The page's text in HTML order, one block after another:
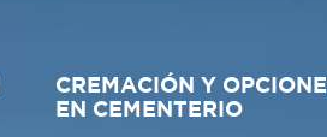
CREMACIÓN Y
EN CEMENTERIO